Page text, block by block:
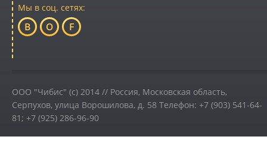
Мы в соц. сетях:
B O F
ООО "Чибис" (c) 2014 // Россия, Московская область,
Серпухов, улица Ворошилова, д. 58 Телефон: +7 (903) 541-64-
81; +7 (925) 286-96-90